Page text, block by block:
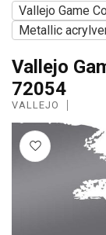
Vallejo Game
Metallic
Vallejo
72054
VALLEJO